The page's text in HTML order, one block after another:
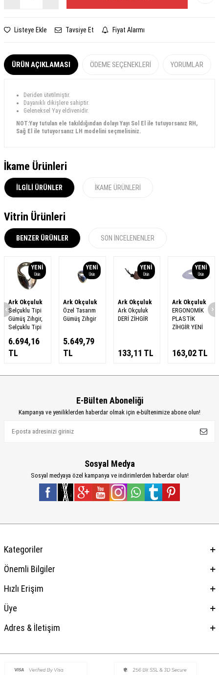
Listeye Ekle Tavsiye Et Fiyat Alarmı
ÜRÜN AÇIKLAMASI ÖDEME SEÇENEKLERI YORUMLAR
Deriden ütetilmiştir.
Dayanıklı dikişlere sahiptir.
Geleneksel Yay eldivenidir.
NOT:Yay tutulan ele takıldığından dolayı Yayı Sol El ile tutuyorsanız RH,
Sağ El ile tutuyorsanız LH modelini seçmelisiniz.
İkame Ürünleri
İLGILI ÜRÜNLER İKAME ÜRÜNLERI
Vitrin Ürünleri
BENZER ÜRÜNLER SON İNCELENENLER
YENI
Ürün
Ark Okçuluk
Selçuklu Tipi
Gümüş Zihgir,
Selçuklu Tipi
6.694,16
TL
YENI
Ürün
Ark Okçuluk
Özel Tasarım
Gümüş Zihgir
5.649,79
TL
YENI
Ürün
Ark Okçuluk
Ark Okçuluk
DERİ ZİHGİR
133,11 TL
YENI
Ürün
Ark Okçuluk
ERGONOMİK
PLASTİK
ZİHGİR YENİ
163,02TL
E-Bülten Aboneliği
Kampanya ve yeniliklerden haberdar olmak için e-bültenimize abone olun!
Sosyal Medya
Sosyal medyaya özel kampanya ve indirimlerden haberdar olun!
Kategoriler
Önemli Bilgiler
Hızlı Erişim
Üye
Adres & İletişim